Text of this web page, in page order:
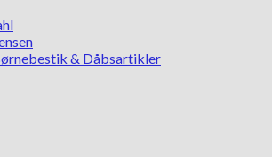
& Dåbsartikler